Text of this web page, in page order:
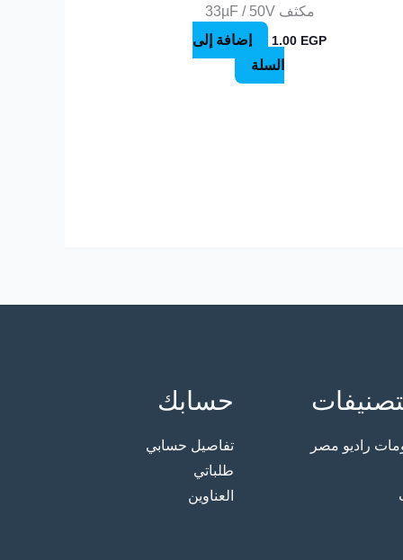
مكثف 33µF / 50V
1.00 EGP
إضافة إلى
السلة
راديو مصر
حسابك
تفاصيل حسابي
طلباتي
العناوين